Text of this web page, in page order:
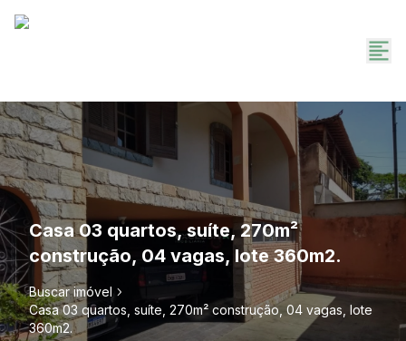
Casa 03 quartos, suíte, 270m²
construção, 04 vagas, lote 360m2.
Buscar imóvel
Casa 03 quartos, suíte, 270m² construção, 04 vagas, lote
360m2.